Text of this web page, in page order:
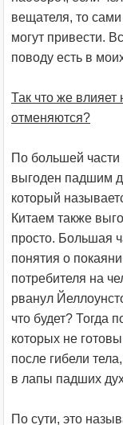
вещателя, то
могут привести.
поводу есть в
Так что же влияет
отменяются?
По большей части
выгоден падшим
который
Китаем также
просто. Большая
понятия о
потребителя на
рванул
что будет? Тогда
которых не
после гибели
в лапы падших
По сути, это